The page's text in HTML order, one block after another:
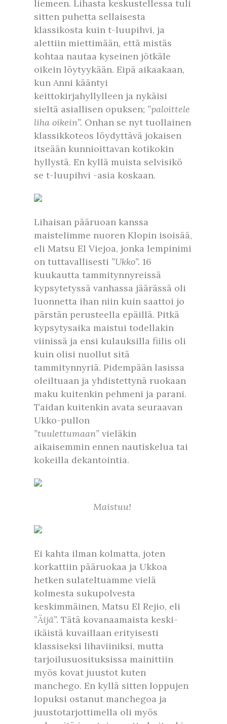
liemeen. Lihasta keskustellessa tuli
sitten puhetta sellaisesta
klassikosta kuin t-luupihvi, ja
alettiin miettimään, että mistäs
kohtaa nautaa kyseinen jötkäle
oikein löytyykään. Eipä aikaakaan,
kun Anni kääntyi
keittokirjahyllylleen ja nykäisi
sieltä asiallisen opuksen; ”paloittele
liha oikein”. Onhan se nyt tuollainen
klassikkoteos löydyttävä jokaisen
itseään kunnioittavan kotikokin
hyllystä. En kyllä muista selvisikö
se t-luupihvi -asia koskaan.
Lihaisan pääruoan kanssa
maistelimme nuoren Klopin isoisää,
eli Matsu El Viejoa, jonka lempinimi
on tuttavallisesti ”Ukko”. 16
kuukautta tammitynnyreissä
kypsytetyssä vanhassa jäärässä oli
luonnetta ihan niin kuin saattoi jo
pärstän perusteella epäillä. Pitkä
kypsytysaika maistui todellakin
viinissä ja ensi kulauksilla fiilis oli
kuin olisi nuollut sitä
tammitynnyriä. Pidempään lasissa
oleiltuaan ja yhdistettynä ruokaan
maku kuitenkin pehmeni ja parani.
Taidan kuitenkin avata seuraavan
Ukko-pullon
”tuulettumaan” vieläkin
aikaisemmin ennen nautiskelua tai
kokeilla dekantointia.
Maistuu!
Ei kahta ilman kolmatta, joten
korkattiin pääruokaa ja Ukkoa
hetken sulateltuamme vielä
kolmesta sukupolvesta
keskimmäinen, Matsu El Rejio, eli
”Äijä”. Tätä kovanaamaista keski-
ikäistä kuvaillaan erityisesti
klassiseksi lihaviiniksi, mutta
tarjoilusuosituksissa mainittiin
myös kovat juustot kuten
manchego. En kyllä sitten loppujen
lopuksi ostanut manchegoa ja
juustotarjottimella oli myös